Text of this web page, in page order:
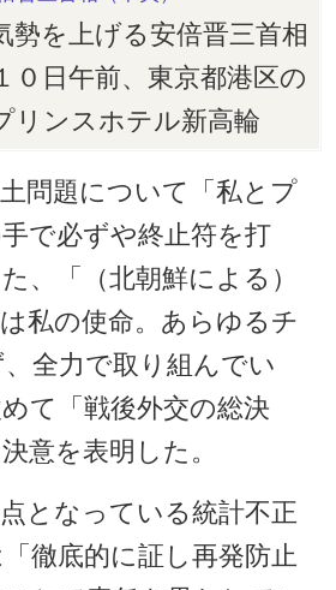
勢を上げる安倍晋三首相
０日午前、東京都港区の
リンスホテル新高輪
問題について「私とプ
で必ずや終止符を打
、「（北朝鮮による）
私の使命。あらゆるチ
全力で取り組んでい
て「戦後外交の総決
意を表明した。
となっている統計不正
徹底的に証し再発防止